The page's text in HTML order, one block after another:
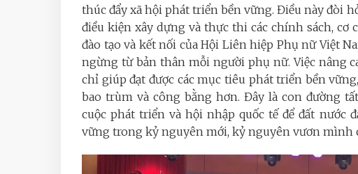
thúc đẩy xã hội phát triển bền vững. Điều này đòi
điều kiện xây dựng và thực thi các chính sách, cơ
đào tạo và kết nối của Hội Liên hiệp Phụ nữ Việt
ngừng từ bản thân mỗi người phụ nữ. Việc nâng
chỉ giúp đạt được các mục tiêu phát triển bền
bao trùm và công bằng hơn. Đây là con đường
cuộc phát triển và hội nhập quốc tế để đất nước
vững trong kỷ nguyên mới, kỷ nguyên vươn mình